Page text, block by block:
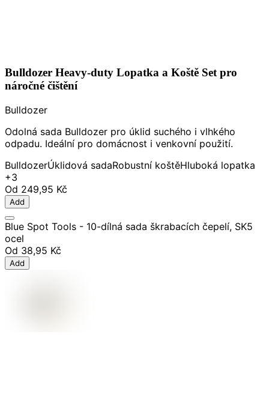
Bulldozer Heavy-duty Lopatka a Koště Set pro
náročné čištění
Bulldozer
Odolná sada Bulldozer pro úklid suchého i vlhkého
odpadu. Ideální pro domácnost i venkovní použití.
BulldozerÚklidová sadaRobustní koštěHluboká lopatka
+3
Od 249,95 Kč
Add
Blue Spot Tools - 10-dílná sada škrabacích čepelí, SK5
ocel
Od 38,95 Kč
Add